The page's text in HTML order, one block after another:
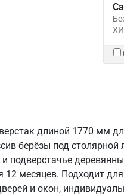
длиной 1770 мм
берёзы под столярной
подверстачье
12 месяцев. Подходит
и окон,